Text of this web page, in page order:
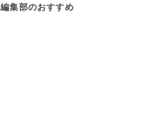
編集部のおすすめ